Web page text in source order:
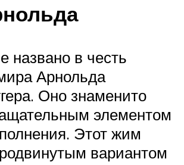
названо в честь
Арнольда
Оно знаменито
элементом
Этот жим
вариантом